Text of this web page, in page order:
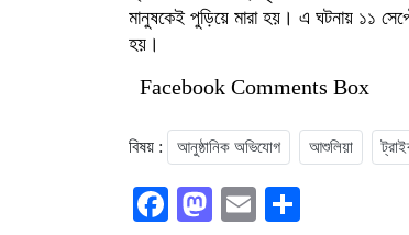
মানুষকেই পুড়িয়ে মারা হয়। এ ঘটনায় ১১
হয়।
Facebook Comments Box
বিষয় : আনুষ্ঠানিক অভিযোগ আশুলিয়া
Facebook
Mastodon
Email